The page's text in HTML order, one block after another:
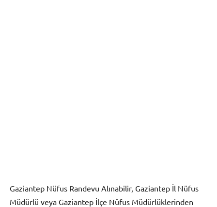
Gaziantep Nüfus Randevu Alınabilir, Gaziantep İl Nüfus
Müdürlü veya Gaziantep İlçe Nüfus Müdürlüklerinden